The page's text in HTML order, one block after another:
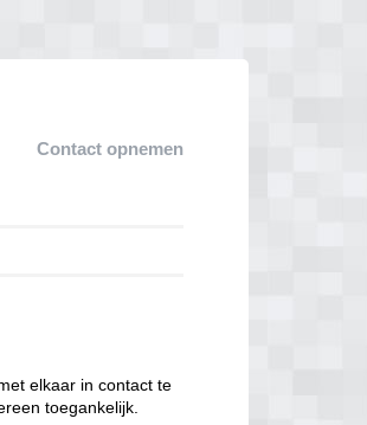
Contact opnemen
elkaar in contact te
toegankelijk.